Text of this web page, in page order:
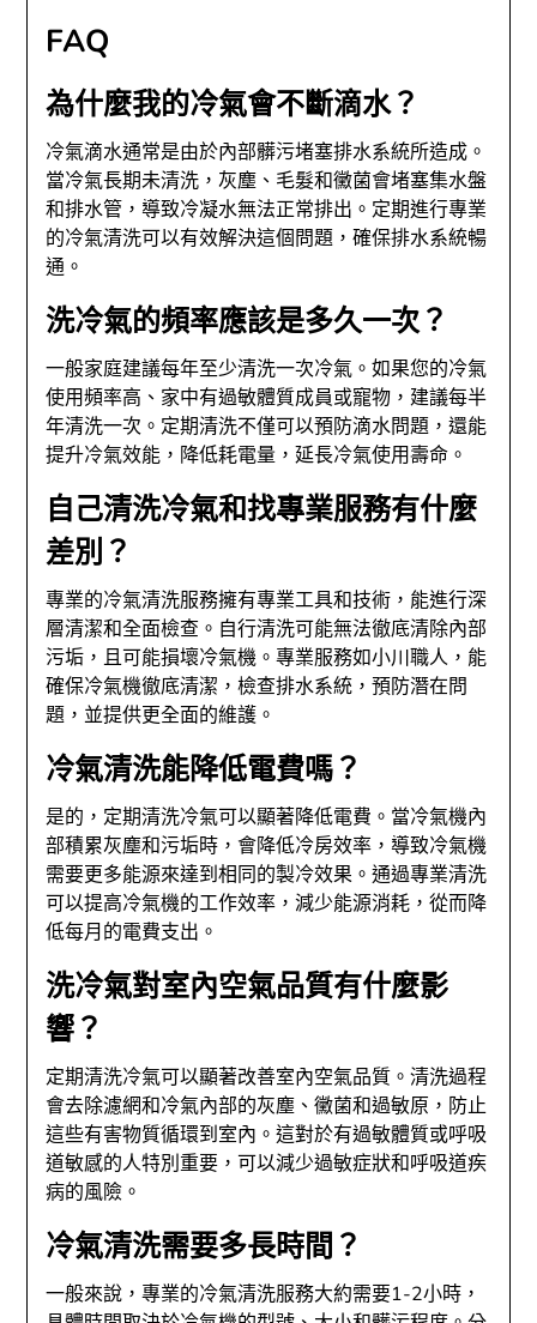
FAQ
為什麼我的冷氣會不斷滴水？
冷氣滴水通常是由於內部髒污堵塞排水系統所造成。
當冷氣長期未清洗，灰塵、毛髮和黴菌會堵塞集水盤
和排水管，導致冷凝水無法正常排出。定期進行專業
的冷氣清洗可以有效解決這個問題，確保排水系統暢
通。
洗冷氣的頻率應該是多久一次？
一般家庭建議每年至少清洗一次冷氣。如果您的冷氣
使用頻率高、家中有過敏體質成員或寵物，建議每半
年清洗一次。定期清洗不僅可以預防滴水問題，還能
提升冷氣效能，降低耗電量，延長冷氣使用壽命。
自己清洗冷氣和找專業服務有什麼
差別？
專業的冷氣清洗服務擁有專業工具和技術，能進行深
層清潔和全面檢查。自行清洗可能無法徹底清除內部
污垢，且可能損壞冷氣機。專業服務如小川職人，能
確保冷氣機徹底清潔，檢查排水系統，預防潛在問
題，並提供更全面的維護。
冷氣清洗能降低電費嗎？
是的，定期清洗冷氣可以顯著降低電費。當冷氣機內
部積累灰塵和污垢時，會降低冷房效率，導致冷氣機
需要更多能源來達到相同的製冷效果。通過專業清洗
可以提高冷氣機的工作效率，減少能源消耗，從而降
低每月的電費支出。
洗冷氣對室內空氣品質有什麼影
響？
定期清洗冷氣可以顯著改善室內空氣品質。清洗過程
會去除濾網和冷氣內部的灰塵、黴菌和過敏原，防止
這些有害物質循環到室內。這對於有過敏體質或呼吸
道敏感的人特別重要，可以減少過敏症狀和呼吸道疾
病的風險。
冷氣清洗需要多長時間？
一般來說，專業的冷氣清洗服務大約需要1-2小時，